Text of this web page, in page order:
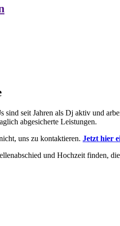
seit Jahren als Dj aktiv und
abgesicherte Leistungen.
uns zu kontaktieren. Jetzt hier
und Hochzeit finden,